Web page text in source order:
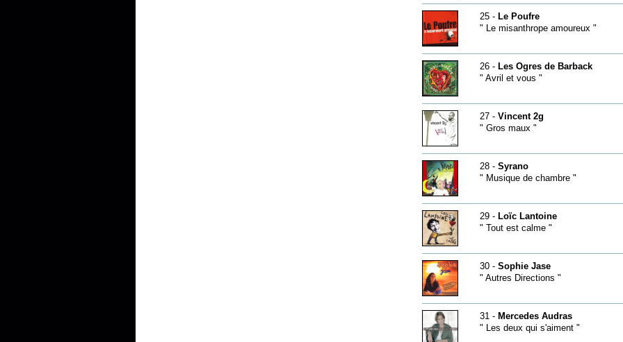
25 - Le Poufre
" Le misanthrope amoureux "
26 - Les Ogres de Barback
" Avril et vous "
27 - Vincent 2g
" Gros maux "
28 - Syrano
" Musique de chambre "
29 - Loïc Lantoine
" Tout est calme "
30 - Sophie Jase
" Autres Directions "
31 - Mercedes Audras
" Les deux qui s'aiment "